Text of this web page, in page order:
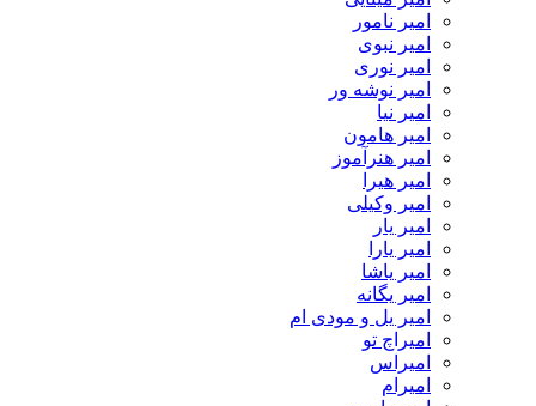
امیر نامور
امیر نبوی
امیر نوری
امیر نوشه ور
امیر نیا
امیر هامون
امیر هنرآموز
امیر هیرا
امیر وکیلی
امیر یار
امیر یارا
امیر یاشا
امیر یگانه
امیر یل و مودی ام
امیراچ تو
امیراس
امیرام